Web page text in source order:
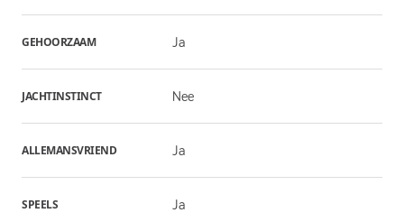
GEHOORZAAM Ja
JACHTINSTINCT Nee
ALLEMANSVRIEND Ja
SPEELS Ja